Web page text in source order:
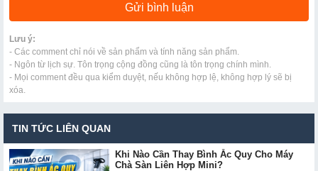
Lưu ý:
- Các comment chỉ nói về sản phẩm và tính năng sản phẩm.
- Ngôn từ lịch sự. Tôn trọng cộng đồng cũng là tôn trọng chính mình.
- Mọi comment đều qua kiểm duyệt, nếu không hợp lệ, không hợp lý sẽ bị
xóa.
TIN TỨC LIÊN QUAN
Khi Nào Cần Thay Bình Ắc Quy Cho Máy
Chà Sàn Liên Hợp Mini?